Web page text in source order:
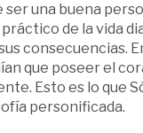
una buena
de la vida
consecuencias.
que poseer el
Esto es lo que
personificada.